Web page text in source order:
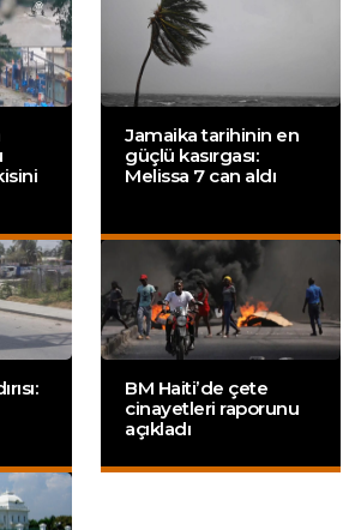
Jamaika tarihinin en
güçlü kasırgası:
Melissa 7 can aldı
BM Haiti’de çete
cinayetleri raporunu
açıkladı